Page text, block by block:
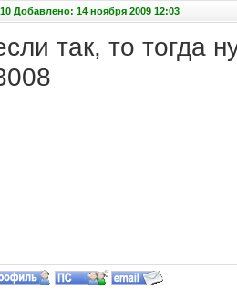
Добавлено: 14 ноября 2009 12:03
так, то тогда